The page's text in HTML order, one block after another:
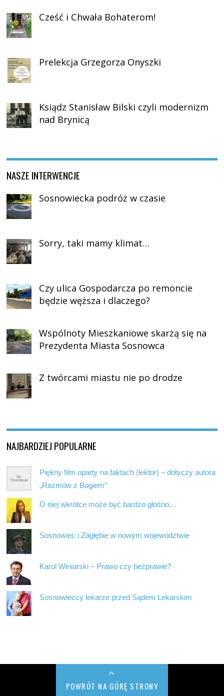
Cześć i Chwała Bohaterom!
Prelekcja Grzegorza Onyszki
Ksiądz Stanisław Bilski czyli modernizm
nad Brynicą
NASZE INTERWENCJE
Sosnowiecka podróż w czasie
Sorry, taki mamy klimat…
Czy ulica Gospodarcza po remoncie
będzie węższa i dlaczego?
Wspólnoty Mieszkaniowe skarżą się na
Prezydenta Miasta Sosnowca
Z twórcami miastu nie po drodze
NAJBARDZIEJ POPULARNE
Piękny film oparty na faktach (lektor) – dotyczy autora
„Rozmów z Bogiem”
O niej wkrótce może być bardzo głośno…
Sosnowiec i Zagłębie w nowym województwie
Karol Winiarski – Prawo czy bezprawie?
Sosnowieccy lekarze przed Sądem Lekarskim
POWRÓT NA GÓRĘ STRONY